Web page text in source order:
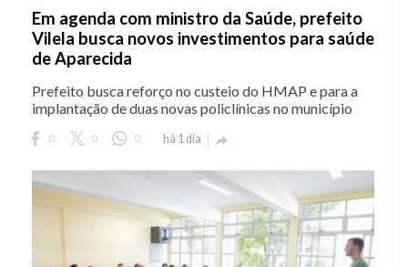
Em agenda com ministro da Saúde, prefeito
Vilela busca novos investimentos para saúde
de Aparecida
Prefeito busca reforço no custeio do HMAP e para a
implantação de duas novas policlínicas no município
0 0 0 há 1 dia 